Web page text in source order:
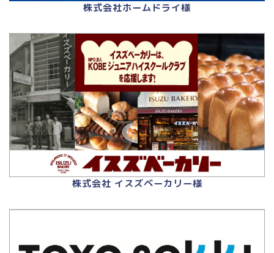
株式会社ホームドライ様
株式会社 イスズベーカリー様